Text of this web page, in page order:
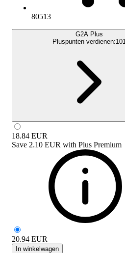
80513
G2A Plus
Pluspunten verdienen:101
18.84 EUR
Save 2.10 EUR with Plus Premium
20.94 EUR
In winkelwagen